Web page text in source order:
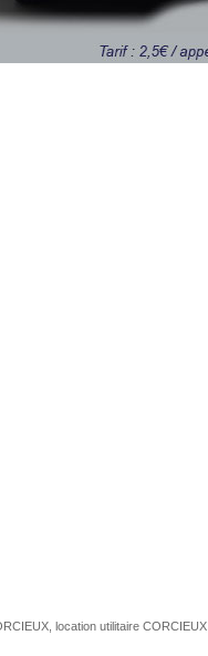
location utilitaire CORCIEUX